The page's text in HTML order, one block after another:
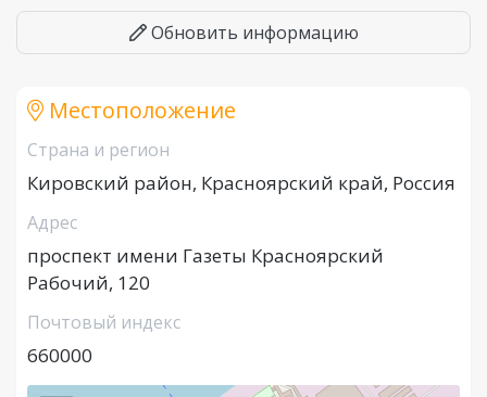
Обновить информацию
Местоположение
Страна и регион
Кировский район, Красноярский край, Россия
Адрес
проспект имени Газеты Красноярский
Рабочий, 120
Почтовый индекс
660000